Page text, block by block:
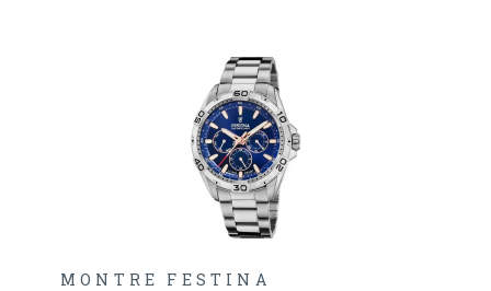
MONTRE FESTINA